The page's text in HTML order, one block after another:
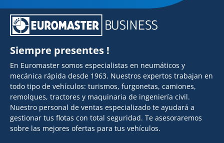
Siempre presentes !
En Euromaster somos especialistas en neumáticos y
mecánica rápida desde 1963. Nuestros expertos trabajan en
todo tipo de vehículos: turismos, furgonetas, camiones,
remolques, tractores y maquinaria de ingeniería civil.
Nuestro personal de ventas especializado te ayudará a
gestionar tus flotas con total seguridad. Te asesoraremos
sobre las mejores ofertas para tus vehículos.